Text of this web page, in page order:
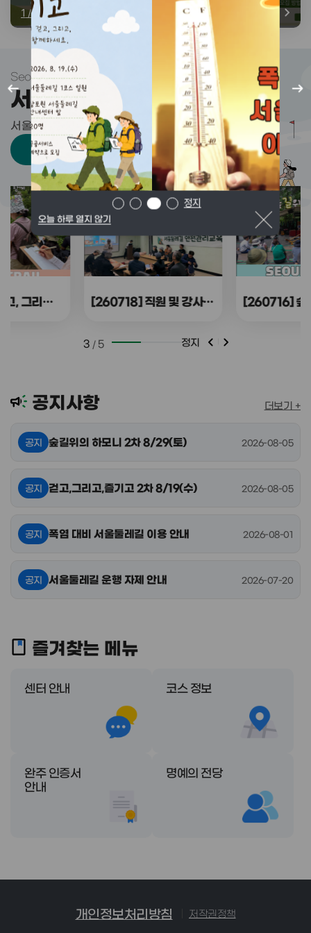
정지
오늘 하루 열지 않기
1/
Seoul Trail
서울둘레길,지금
서울 속, 자연의 생기가 가득한 산책길을 걸어보세요.
둘레길 추천코스
바로가기
[260716] 숲길 위의
[260715] 강사 역량 강
3 /5 프로그래스바 정지
공지사항
공지 숲길위의 하모니 2차 8/29(토) 2026-08-05
공지 걷고,그리고,즐기고 2차 8/19(수) 2026-08-05
공지 폭염 대비 서울둘레길 이용 안내 2026-08-01
공지 서울둘레길 운행 자제 안내 2026-07-20
공지사항
더보기 +
즐겨찾는 메뉴
센터 안내 코스 정보
완주 인증서
안내
명예의 전당
개인정보처리방침 저작권정책